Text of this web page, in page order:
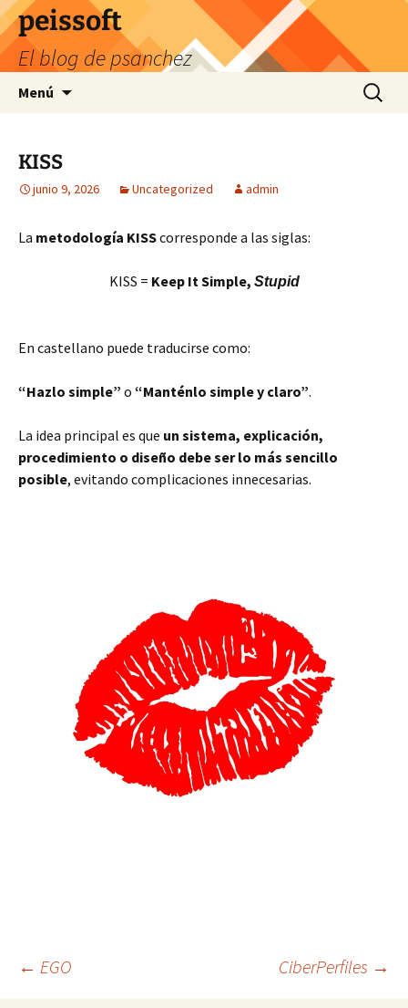
Saltar
al
contenido
peissoft
El blog de psanchez
Menú Buscar:
KISS
junio 9, 2026 Uncategorized admin
La metodología KISScorresponde a las siglas:
KISS = Keep It Simple, Stupid
En castellano puede traducirse como:
“Hazlo simple” o “Manténlo simple y claro”.
La idea principal es que un sistema, explicación,
procedimiento o diseño debe ser lo más sencillo
posible, evitando complicaciones innecesarias.
Navegación
← EGO CiberPerfiles →